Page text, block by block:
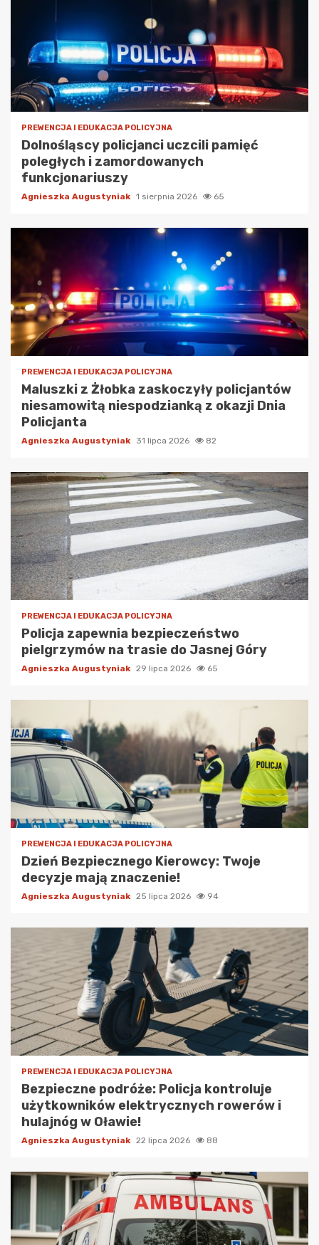
PREWENCJA I EDUKACJA POLICYJNA
Dolnośląscy policjanci uczcili pamięć
poległych i zamordowanych
funkcjonariuszy
Agnieszka Augustyniak 1 sierpnia 2026 65
PREWENCJA I EDUKACJA POLICYJNA
Maluszki z Żłobka zaskoczyły policjantów
niesamowitą niespodzianką z okazji Dnia
Policjanta
Agnieszka Augustyniak 31 lipca 2026 82
PREWENCJA I EDUKACJA POLICYJNA
Policja zapewnia bezpieczeństwo
pielgrzymów na trasie do Jasnej Góry
Agnieszka Augustyniak 29 lipca 2026 65
PREWENCJA I EDUKACJA POLICYJNA
Dzień Bezpiecznego Kierowcy: Twoje
decyzje mają znaczenie!
Agnieszka Augustyniak 25 lipca 2026 94
PREWENCJA I EDUKACJA POLICYJNA
Bezpieczne podróże: Policja kontroluje
użytkowników elektrycznych rowerów i
hulajnóg w Oławie!
Agnieszka Augustyniak 22 lipca 2026 88